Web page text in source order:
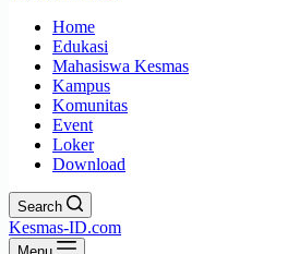
Home
Edukasi
Mahasiswa Kesmas
Kampus
Komunitas
Event
Loker
Download
Search
Kesmas-ID.com